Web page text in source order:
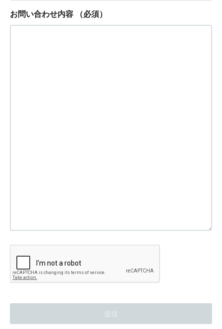
お問い合わせ内容 （必須）